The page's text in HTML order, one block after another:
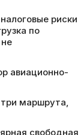
риски
по
авиационно-
маршрута,
свободная